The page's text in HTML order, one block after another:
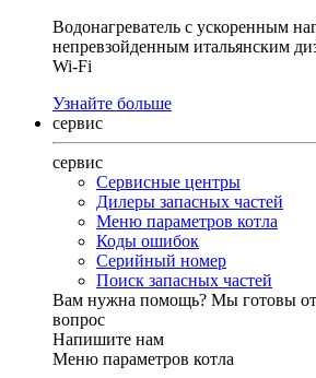
Водонагреватель с ускоренным
непревзойденным итальянским
Wi-Fi
Узнайте больше
сервис
сервис
Сервисные центры
Дилеры запасных частей
Меню параметров котла
Коды ошибок
Серийный номер
Поиск запасных частей
Вам нужна помощь? Мы готовы
вопрос
Напишите нам
Меню параметров котла